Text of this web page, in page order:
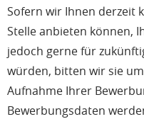
Sofern wir Ihnen derzeit
Stelle anbieten können,
jedoch gerne für
würden, bitten wir sie
Aufnahme Ihrer
Bewerbungsdaten